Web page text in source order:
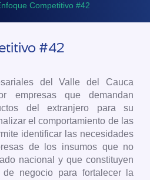
Competitivo #42
#42
del Valle del Cauca
empresas que demandan
del extranjero para su
el comportamiento de las
identificar las necesidades
de los insumos que no
nacional y que constituyen
de negocio para fortalecer la